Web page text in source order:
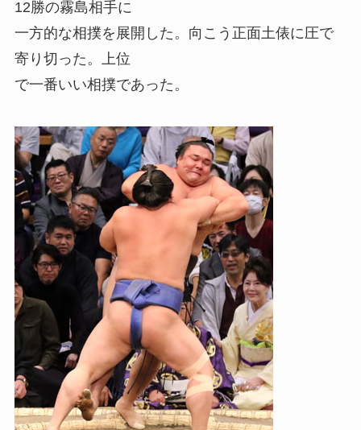
12勝の霧島相手に
一方的な相撲を展開した。向こう正面土俵に圧で
寄り切った。上位
で一番いい相撲であった。